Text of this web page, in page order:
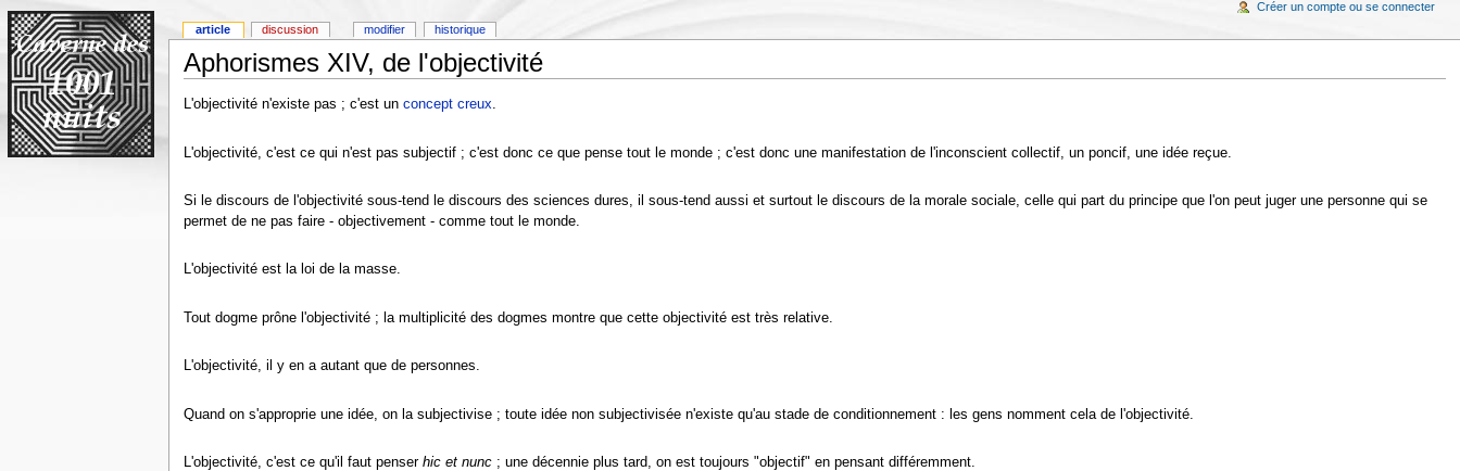
Aphorismes XIV, de l'objectivité
L'objectivité n'existe pas ; c'est un concept creux.
L'objectivité, c'est ce qui n'est pas subjectif ; c'est donc ce que pense tout le monde ; c'est donc une manifestation de l'inconscient collectif, un poncif, une idée reçue.
Si le discours de l'objectivité sous-tend le discours des sciences dures, il sous-tend aussi et surtout le discours de la morale sociale, celle qui part du principe que l'on peut juger une personne qui se
permet de ne pas faire - objectivement - comme tout le monde.
L'objectivité est la loi de la masse.
Tout dogme prône l'objectivité ; la multiplicité des dogmes montre que cette objectivité est très relative.
L'objectivité, il y en a autant que de personnes.
Quand on s'approprie une idée, on la subjectivise ; toute idée non subjectivisée n'existe qu'au stade de conditionnement : les gens nomment cela de l'objectivité.
L'objectivité, c'est ce qu'il faut penser hic et nunc; une décennie plus tard, on est toujours "objectif" en pensant différemment.
article discussion modifier historique
Créer un compte ou se connecter